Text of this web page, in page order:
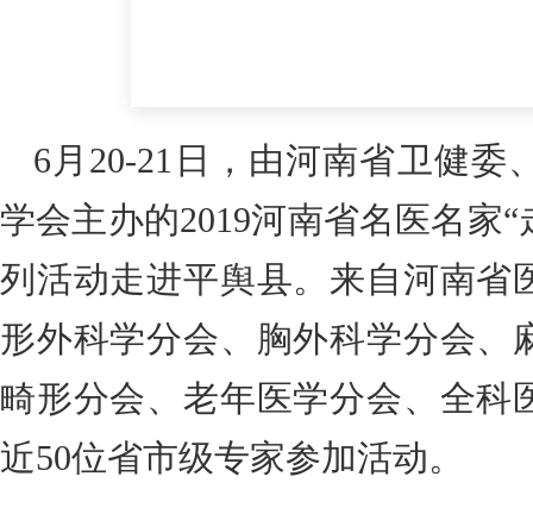
6月20-21日，由河南省卫健委
学会主办的2019河南省名医名家
列活动走进平舆县。来自河南省
形外科学分会、胸外科学分会、
畸形分会、老年医学分会、全科
近50位省市级专家参加活动。